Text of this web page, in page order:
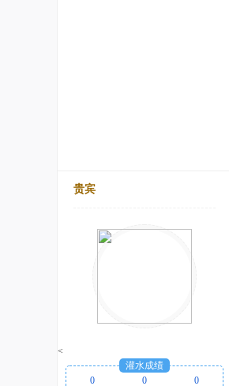
贵宾
<
灌水成绩
0
0
0